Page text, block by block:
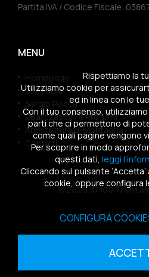
Partita IVA / Codice Fiscale:
MENU
Homepage
Chi siamo
Sergio Rocca
Realizzazioni e Progetti
Architettura di Montagna
Contatti
© 202637100
Tutti i diritti
Sitemap|Privacy Policy
Rispettiamo la
Utilizziamo cookie per
ed in linea con le
Con il tuo consenso,
parti che ci permettono di
come quali pagine vengono
Per scoprire in modo
questi dati, leggi
Cliccando sul pulsante
cookie, oppure configura
CONFIGURA